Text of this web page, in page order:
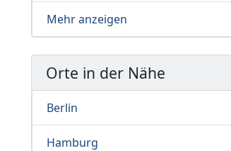
Mehr anzeigen
Orte in der Nähe
Berlin
Hamburg